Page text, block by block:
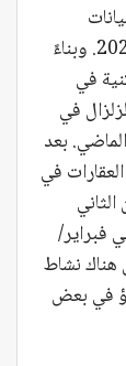
مبيعات العقارات في تركيا لشهر فبراير/شباط 2024. وبناءً
وحدة سكنية في
الزلزال في
بعد
أسواق العقارات في
مبيعات العقارات بنسبة 17٪ في فبراير/
إن هناك نشاط
في بعض